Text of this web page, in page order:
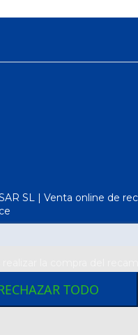
SL | Venta online de
TODO
la compra del
marcas de vehículos.
más baratos de toda